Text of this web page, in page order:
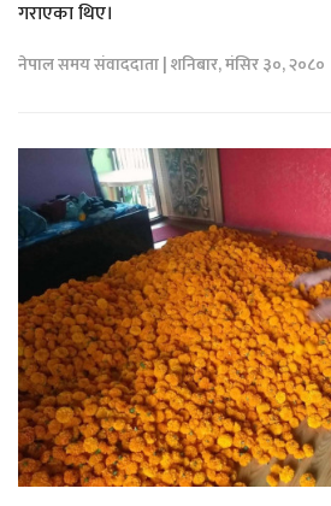
गराएका थिए।
नेपाल समय संवाददाता | शनिबार, मंसिर ३०, २०८०